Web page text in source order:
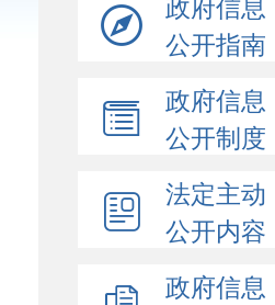
公开指南
政府信息
公开制度
法定主动
公开内容
政府信息